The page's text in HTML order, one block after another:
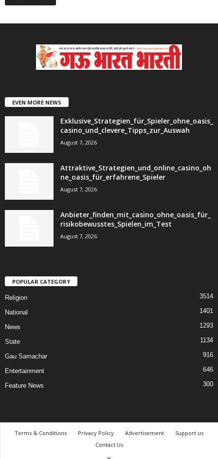
EVEN MORE NEWS
Exklusive_Strategien_für_Spieler_ohne_oasis_
casino_und_clevere_Tipps_zur_Auswah
August 7, 2026
Attraktive_Strategien_und_online_casino_oh
ne_oasis_für_erfahrene_Spieler
August 7, 2026
Anbieter_finden_mit_casino_ohne_oasis_für_
risikobewusstes_Spielen_im_Test
August 7, 2026
POPULAR CATEGORY
Religion 3514
National 1401
News 1293
State 1134
Gau Samachar 916
Entertainment 646
Feature News 300
Terms & Conditions Privacy Policy Advertisement
Support us
Contact Us